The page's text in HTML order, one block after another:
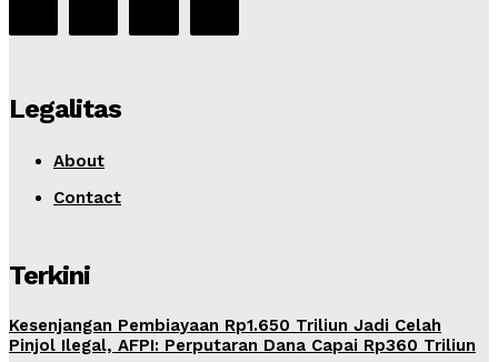
Legalitas
About
Contact
Terkini
Kesenjangan Pembiayaan Rp1.650 Triliun Jadi Celah
Pinjol Ilegal, AFPI: Perputaran Dana Capai Rp360 Triliun